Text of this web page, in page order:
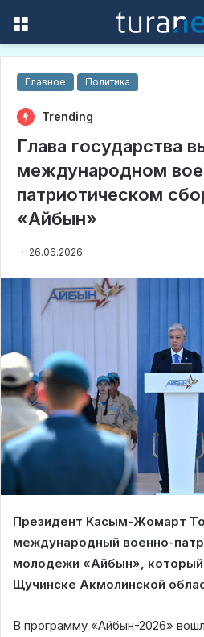
Главное Политика
Trending
Глава государства
международном
патриотическом
«Айбын»
26.06.2026
Президент Касым-Жомарт
международный военно-
молодежи «Айбын», который
Щучинске Акмолинской
В программу «Айбын-2026»